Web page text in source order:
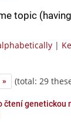
topic
|
» (total: 29
čtení genetickou